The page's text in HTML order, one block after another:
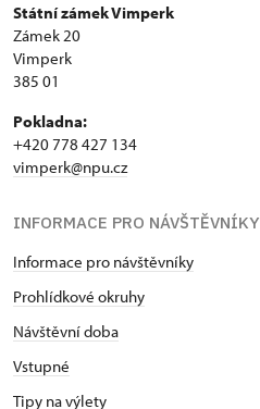
Státní zámek Vimperk
Zámek 20
Vimperk
385 01
Pokladna:
+420 778 427 134
vimperk@npu.cz
INFORMACE PRO NÁVŠTĚVNÍKY
Informace pro návštěvníky
Prohlídkové okruhy
Návštěvní doba
Vstupné
Tipy na výlety